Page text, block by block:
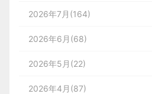
2026年7月(164)
2026年6月(68)
2026年5月(22)
2026年4月(87)